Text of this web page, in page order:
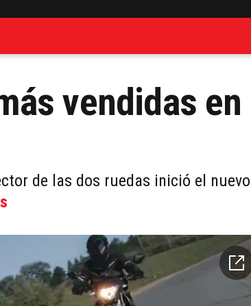
vendidas en
de las dos ruedas inició el nuevo